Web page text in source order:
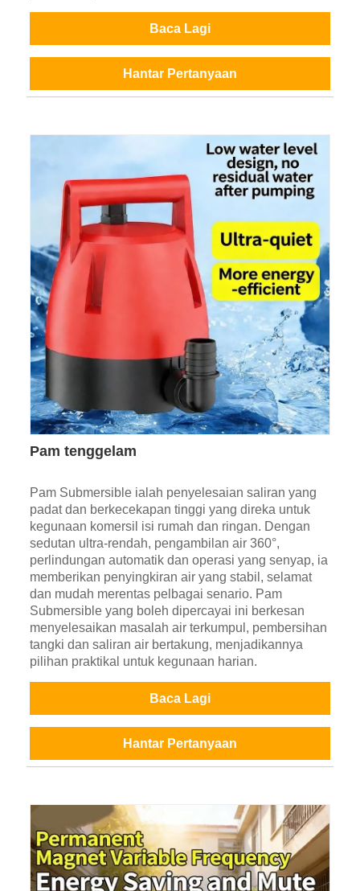
Baca Lagi
Hantar Pertanyaan
Pam tenggelam
Pam Submersible ialah penyelesaian saliran yang
padat dan berkecekapan tinggi yang direka untuk
kegunaan komersil isi rumah dan ringan. Dengan
sedutan ultra-rendah, pengambilan air 360°,
perlindungan automatik dan operasi yang senyap, ia
memberikan penyingkiran air yang stabil, selamat
dan mudah merentas pelbagai senario. Pam
Submersible yang boleh dipercayai ini berkesan
menyelesaikan masalah air terkumpul, pembersihan
tangki dan saliran air bertakung, menjadikannya
pilihan praktikal untuk kegunaan harian.
Baca Lagi
Hantar Pertanyaan